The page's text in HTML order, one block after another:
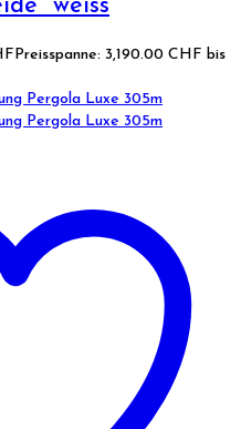
weiss
Preisspanne: 3,190.00 CHF bis